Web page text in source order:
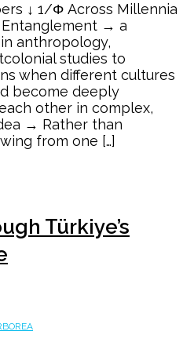
↓ 1/Φ Across Millennia
Entanglement → a
anthropology,
studies to
when different cultures
become deeply
other in complex,
→ Rather than
from one […]
Türkiye’s